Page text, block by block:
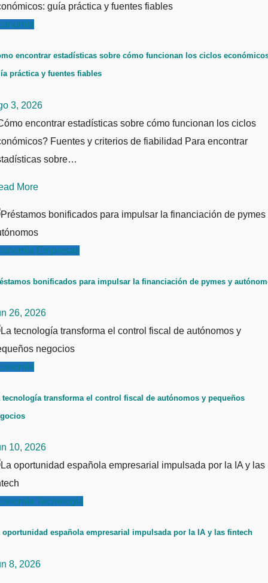
encontrar estadísticas sobre cómo funcionan los ciclos
práctica y fuentes fiables
3, 2026
encontrar estadísticas sobre cómo funcionan los ciclos
Fuentes y criterios de fiabilidad Para encontrar
sobre…
More
Empresas
bonificados para impulsar la financiación de pymes y
26, 2026
tecnología transforma el control fiscal de autónomos y pequeños
10, 2026
Tecnología
oportunidad española empresarial impulsada por la IA y las fintech
8, 2026